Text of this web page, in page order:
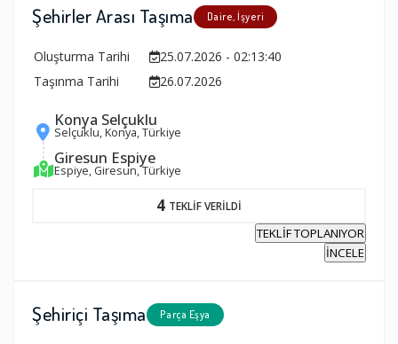
Şehirler Arası Taşıma Daire, İşyeri
Oluşturma Tarihi
25.07.2026 - 02:13:40
Taşınma Tarihi
26.07.2026
Konya Selçuklu
Selçuklu, Konya, Türkiye
Giresun Espiye
Espiye, Giresun, Türkiye
4 TEKLİF VERİLDİ
TEKLİF TOPLANIYOR
İNCELE
Şehiriçi Taşıma Parça Eşya